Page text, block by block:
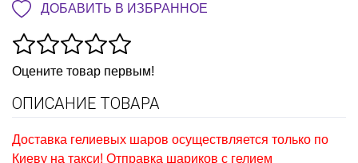
ДОБАВИТЬ В ИЗБРАННОЕ
Оцените товар первым!
ОПИСАНИЕ ТОВАРА
Доставка гелиевых шаров осуществляется только по
Киеву на такси! Отправка шариков с гелием